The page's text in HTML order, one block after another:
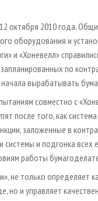
октября 2010 года.
оборудования и
и «Хоневелл»
по
вырабатывать
совместно с
после того, как
заложенные в
системы и подгонка всех
работы
не только определяет
но и управляет